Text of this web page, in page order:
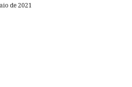
de 2021